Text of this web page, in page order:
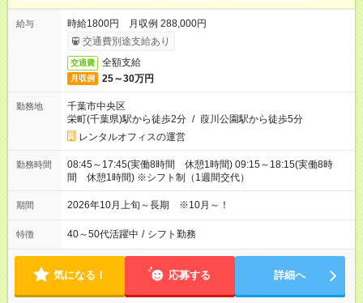
給与
時給1800円 月収例 288,000円
交通費別途支給あり
交通費 全額支給
月収例 25～30万円
勤務地
千葉市中央区
栄町(千葉県)駅から徒歩2分 / 葭川公園駅から徒歩5分
レンタルオフィスの運営
勤務時間
08:45～17:45(実働8時間 休憩1時間) 09:15～18:15(実働8時
間 休憩1時間) ※シフト制（1週間交代）
期間 2026年10月上旬～長期 ※10月～！
特徴 40～50代活躍中 / シフト勤務
気になる！ 応募する 詳細へ